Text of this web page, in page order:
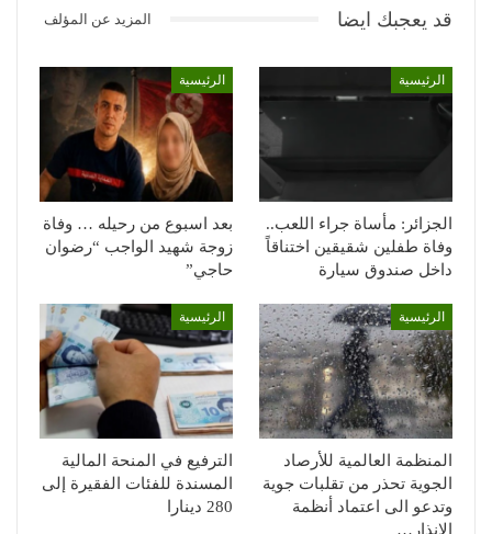
قد يعجبك ايضا المزيد عن المؤلف
الرئيسية
الجزائر: مأساة جراء اللعب..
وفاة طفلين شقيقين اختناقاً
داخل صندوق سيارة
الرئيسية
بعد اسبوع من رحيله … وفاة
زوجة شهيد الواجب “رضوان
حاجي”
الرئيسية
المنظمة العالمية للأرصاد
الجوية تحذر من تقلبات جوية
وتدعو الى اعتماد أنظمة
الإنذار…
الرئيسية
الترفيع في المنحة المالية
المسندة للفئات الفقيرة إلى
280 دينارا